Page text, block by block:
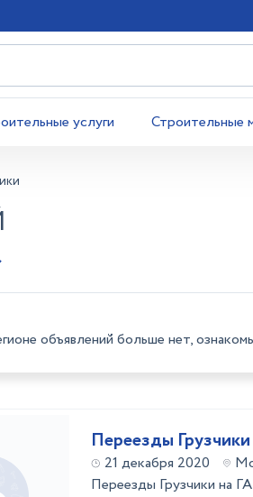
услуги Строительные
объявлений больше нет,
Переезды Грузчики
21 декабря 2020
Переезды Грузчики на